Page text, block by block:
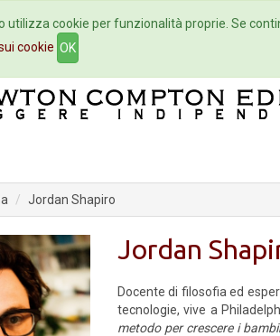
Autori Eventi
Jordan Shapiro
Jordan
Docente di filosofia ed
tecnologie, vive a
metodo per crescere i
utilizza cookie per funzionalità proprie. Se
cookie OK